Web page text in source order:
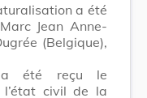
a été
Jean Anne-
(Belgique),
a été reçu le
l’état civil de la